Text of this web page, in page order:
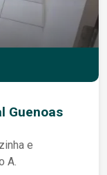
Guenoas
e
A.